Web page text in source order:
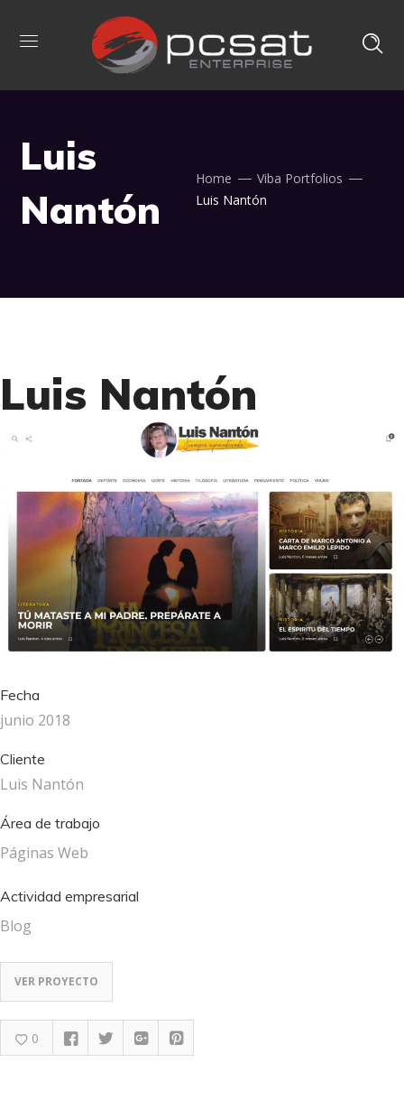
Luis
Nantón
Home
Viba Portfolios
Luis Nantón
Luis Nantón
Fecha
junio 2018
Cliente
Luis Nantón
Área de trabajo
Páginas Web
Actividad empresarial
Blog
VER PROYECTO
0